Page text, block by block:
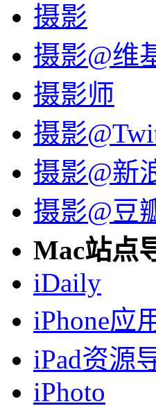
摄影
摄影@维
摄影师
摄影
摄影@新
摄影@豆
Mac站点
iDaily
iPhone应
iPad资源
iPhoto